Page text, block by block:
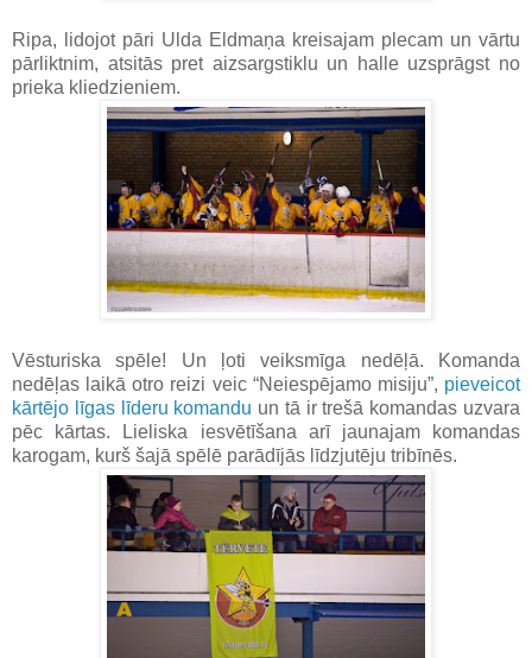
Ripa, lidojot pāri Ulda Eldmaņa kreisajam plecam un vārtu
pārliktnim, atsitās pret aizsargstiklu un halle uzsprāgst no
prieka kliedzieniem.
Vēsturiska spēle! Un ļoti veiksmīga nedēļā. Komanda
nedēļas laikā otro reizi veic “Neiespējamo misiju”, pieveicot
kārtējo līgas līderu komandu un tā ir trešā komandas uzvara
pēc kārtas. Lieliska iesvētīšana arī jaunajam komandas
karogam, kurš šajā spēlē parādījās līdzjutēju tribīnēs.